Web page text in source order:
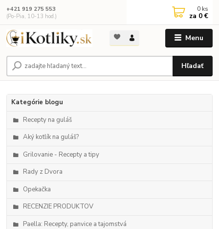
Menu
Hľadať
+421 919 275 553
(Po-Pia, 10-13 hod.)
0 ks
za 0 €
Kategórie blogu
Recepty na guláš
Aký kotlík na guláš?
Grilovanie - Recepty a tipy
Rady z Dvora
Opekačka
RECENZIE PRODUKTOV
Paella: Recepty, panvice a tajomstvá